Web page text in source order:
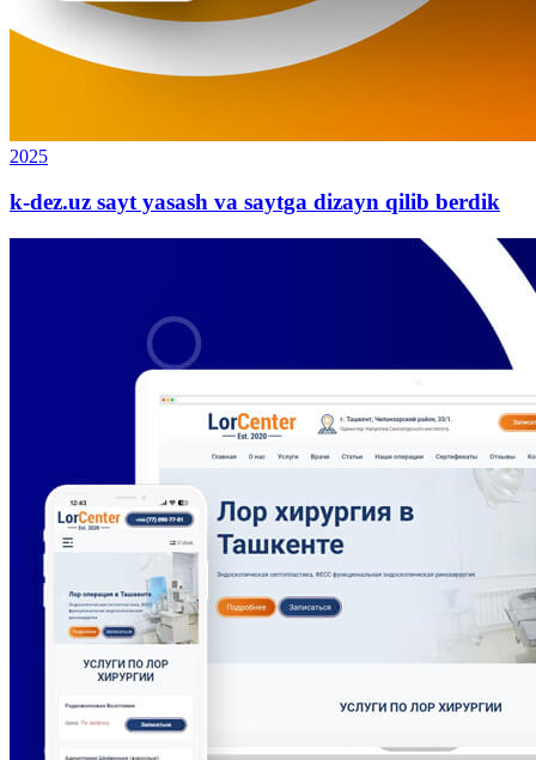
2025
k-dez.uz sayt yasash va saytga dizayn qilib berdik